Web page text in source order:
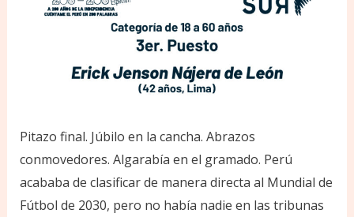
Pitazo final. Júbilo en la cancha. Abrazos
conmovedores. Algarabía en el gramado. Perú
acababa de clasificar de manera directa al Mundial de
Fútbol de 2030, pero no había nadie en las tribunas